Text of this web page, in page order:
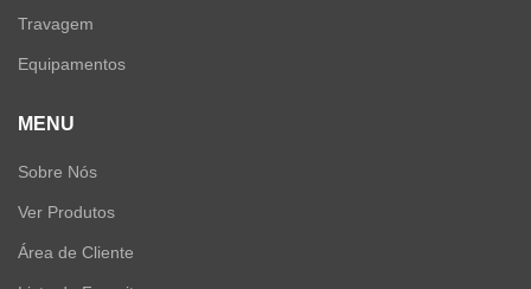
Travagem
Equipamentos
MENU
Sobre Nós
Ver Produtos
Área de Cliente